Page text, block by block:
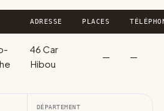
ADRESSE PLACES
46 Car
Hibou
— —
DÉPARTEMENT